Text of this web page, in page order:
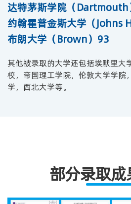
达特茅斯学院（
约翰霍普金斯大学（Johns
布朗大学（Brown）93
其他被录取的大学还包括埃默里大
校，帝国理工学院，伦敦大学学院
学，西北大学等。
部分录取